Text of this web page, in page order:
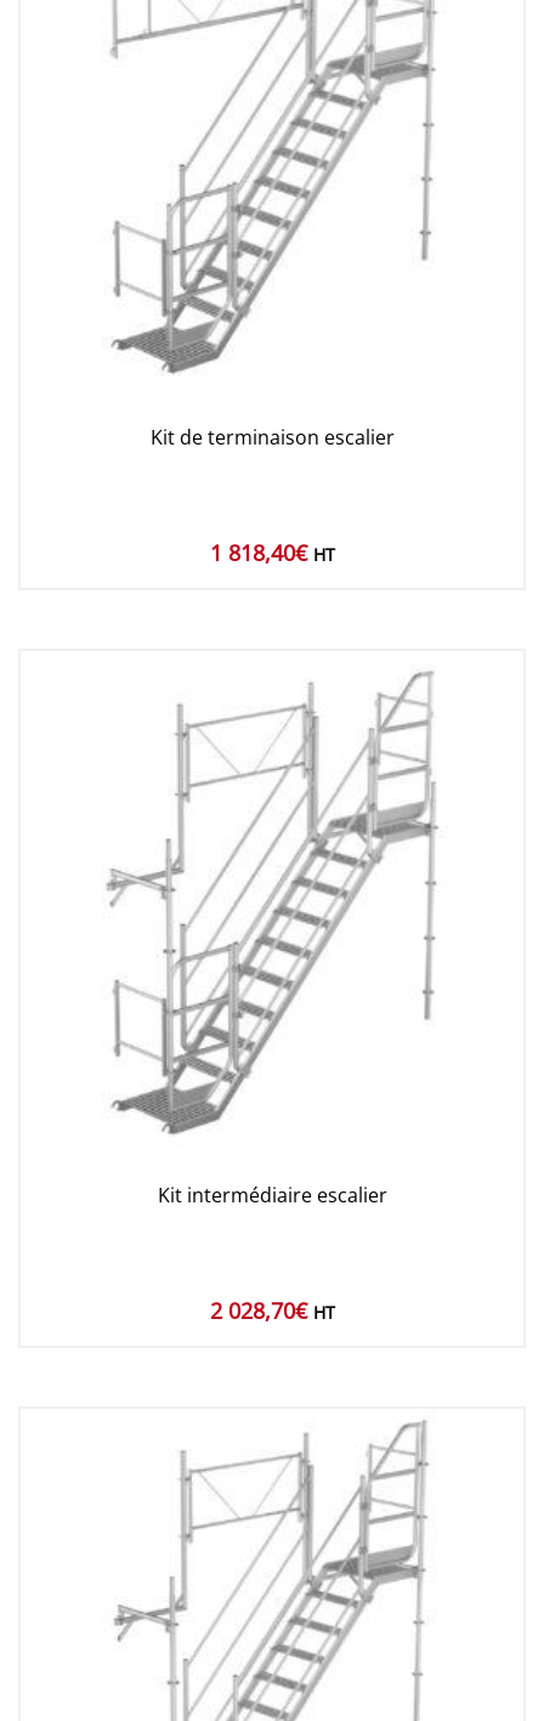
Kit de terminaison escalier
1 818,40€ HT
Kit intermédiaire escalier
2 028,70€ HT